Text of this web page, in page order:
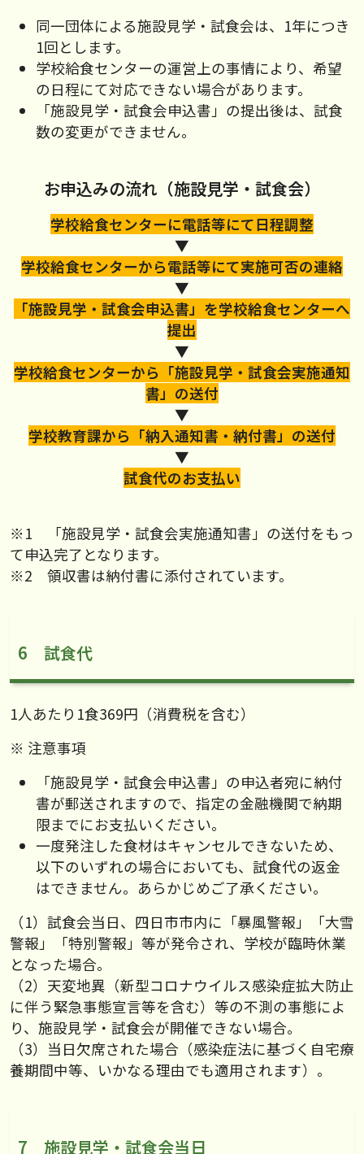
同一団体による施設見学・試食会は、1年につき
1回とします。
学校給食センターの運営上の事情により、希望
の日程にて対応できない場合があります。
「施設見学・試食会申込書」の提出後は、試食
数の変更ができません。
お申込みの流れ（施設見学・試食会）
学校給食センターに電話等にて日程調整
▼
学校給食センターから電話等にて実施可否の連絡
▼
「施設見学・試食会申込書」を学校給食センターへ
提出
▼
学校給食センターから「施設見学・試食会実施通知
書」の送付
▼
学校教育課から「納入通知書・納付書」の送付
▼
試食代のお支払い
※1 「施設見学・試食会実施通知書」の送付をもっ
て申込完了となります。
※2 領収書は納付書に添付されています。
6 試食代
1人あたり1食369円（消費税を含む）
※ 注意事項
「施設見学・試食会申込書」の申込者宛に納付
書が郵送されますので、指定の金融機関で納期
限までにお支払いください。
一度発注した食材はキャンセルできないため、
以下のいずれの場合においても、試食代の返金
はできません。あらかじめご了承ください。
（1）試食会当日、四日市市内に「暴風警報」「大雪
警報」「特別警報」等が発令され、学校が臨時休業
となった場合。
（2）天変地異（新型コロナウイルス感染症拡大防止
に伴う緊急事態宣言等を含む）等の不測の事態によ
り、施設見学・試食会が開催できない場合。
（3）当日欠席された場合（感染症法に基づく自宅療
養期間中等、いかなる理由でも適用されます）。
7 施設見学・試食会当日